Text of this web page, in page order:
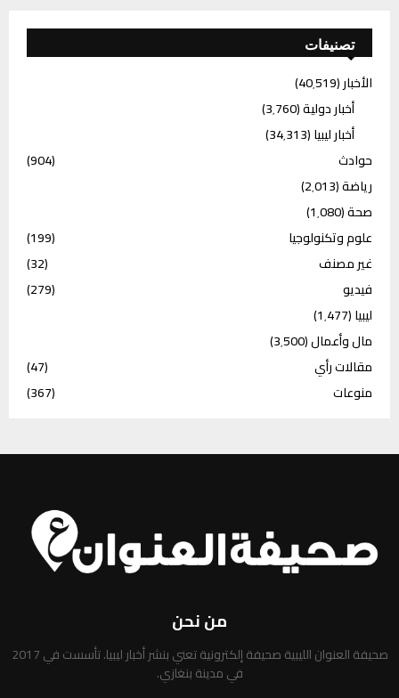
تصنيفات
الأخبار(40٬519)
أخبار دولية(3٬760)
أخبار ليبيا(34٬313)
حوادث
(904)
رياضة(2٬013)
صحة(1٬080)
علوم وتكنولوجيا
(199)
غير مصنف
(32)
فيديو
(279)
ليبيا(1٬477)
مال وأعمال(3٬500)
مقالات رأي
(47)
منوعات
(367)
من نحن
صحيفة العنوان الليبية صحيفة إلكترونية تعني بنشر أخبار ليبيا. تأسست في 2017
في مدينة بنغازي.